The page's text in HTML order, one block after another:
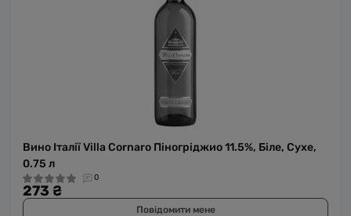
Вино Італії Villa Cornaro Піногріджио 11.5%, Біле, Сухе,
0.75 л
0
273 ₴
Повідомити мене